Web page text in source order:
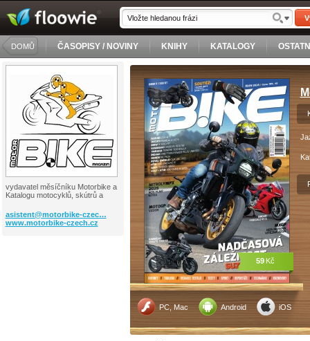
DOMŮ ČASOPISY / NOVINY KNIHY KATALOGY
vydavatel měsíčníku Motorbike a
Katalogu motocyklů, skútrů a
asistent@motorbike-czec…
www.motorbike-czech.cz
PC, Mac Android iOS
59 Kč